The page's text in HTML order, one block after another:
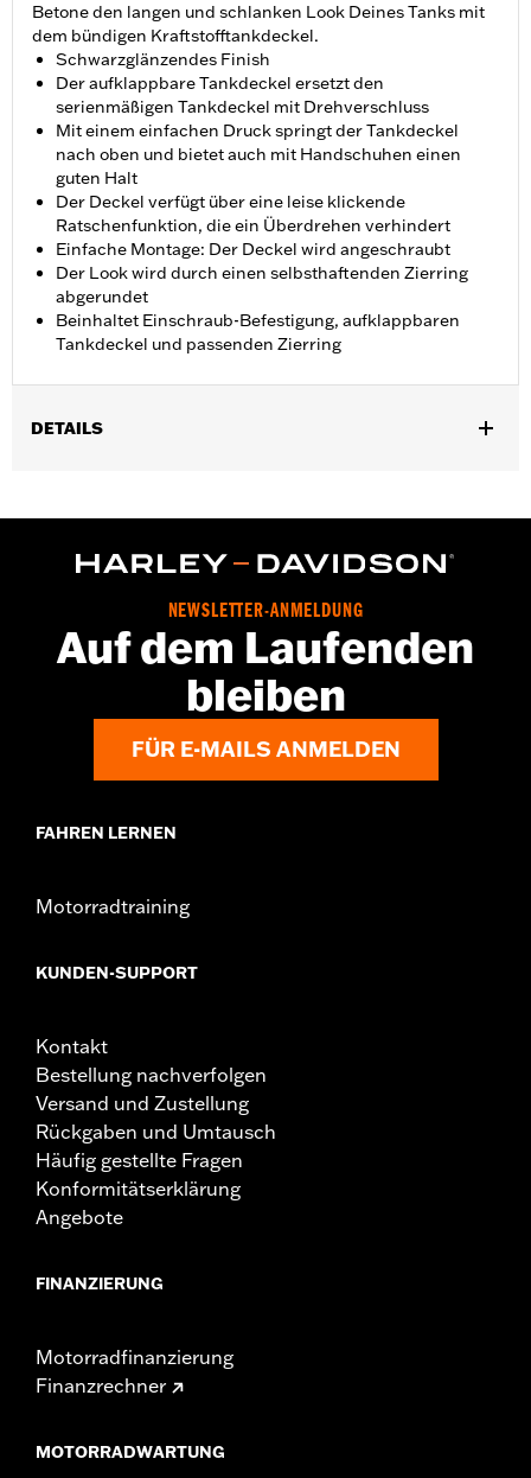
Betone den langen und schlanken Look Deines Tanks mit
dem bündigen Kraftstofftankdeckel.
Schwarzglänzendes Finish
Der aufklappbare Tankdeckel ersetzt den
serienmäßigen Tankdeckel mit Drehverschluss
Mit einem einfachen Druck springt der Tankdeckel
nach oben und bietet auch mit Handschuhen einen
guten Halt
Der Deckel verfügt über eine leise klickende
Ratschenfunktion, die ein Überdrehen verhindert
Einfache Montage: Der Deckel wird angeschraubt
Der Look wird durch einen selbsthaftenden Zierring
abgerundet
Beinhaltet Einschraub-Befestigung, aufklappbaren
Tankdeckel und passenden Zierring
DETAILS
In Einheiten erhältlich:Jeweils
passender Zierring und Installationsanleitung
NEWSLETTER-ANMELDUNG
Auf dem Laufenden
bleiben
FÜR E-MAILS ANMELDEN
FAHREN LERNEN
Motorradtraining
KUNDEN-SUPPORT
Kontakt
Bestellung nachverfolgen
Versand und Zustellung
Rückgaben und Umtausch
Häufig gestellte Fragen
Konformitätserklärung
Angebote
FINANZIERUNG
Motorradfinanzierung
Finanzrechner
MOTORRADWARTUNG